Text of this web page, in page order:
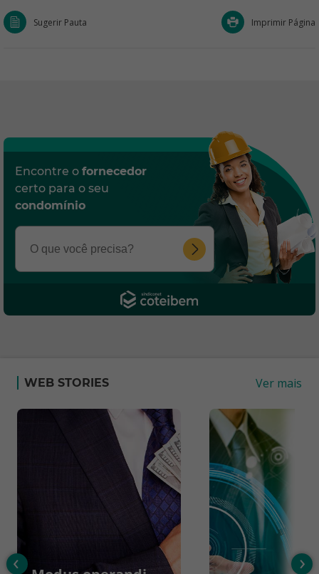
Sugerir Pauta Imprimir Página
Encontre o fornecedor
certo para o seu
condomínio
WEB STORIES Ver mais
‹ ›